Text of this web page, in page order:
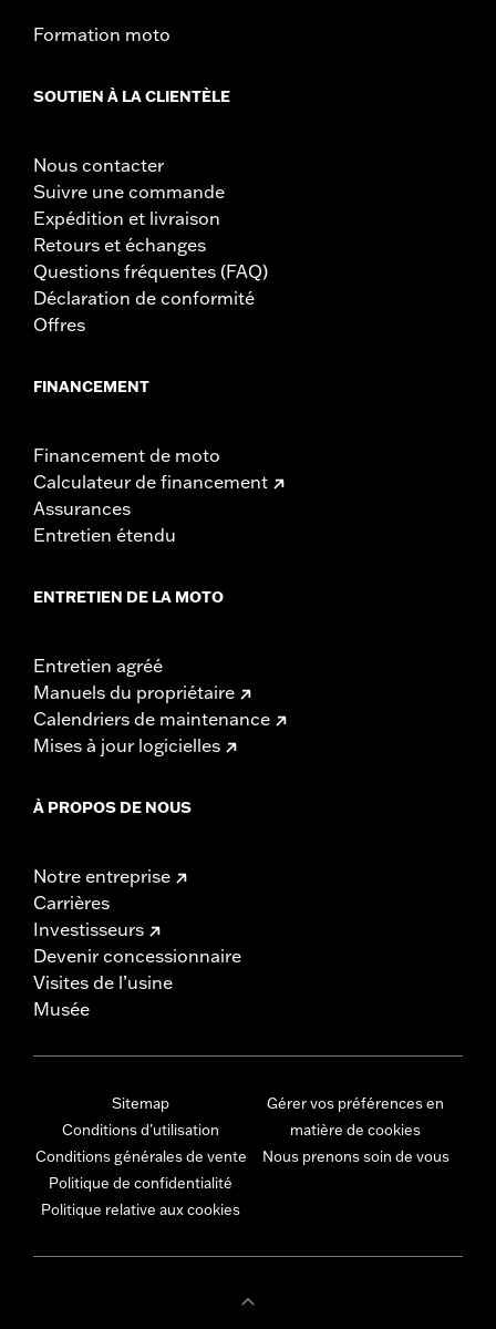
Formation moto
SOUTIEN À LA CLIENTÈLE
Nous contacter
Suivre une commande
Expédition et livraison
Retours et échanges
Questions fréquentes (FAQ)
Déclaration de conformité
Offres
FINANCEMENT
Financement de moto
Calculateur de financement
Assurances
Entretien étendu
ENTRETIEN DE LA MOTO
Entretien agréé
Manuels du propriétaire
Calendriers de maintenance
Mises à jour logicielles
À PROPOS DE NOUS
Notre entreprise
Carrières
Investisseurs
Devenir concessionnaire
Visites de l’usine
Musée
Sitemap
Conditions d'utilisation
Conditions générales de vente
Politique de confidentialité
Politique relative aux cookies
Gérer vos préférences en
matière de cookies
Nous prenons soin de vous